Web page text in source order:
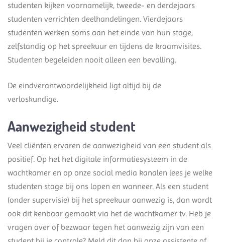
studenten kijken voornamelijk, tweede- en derdejaars
studenten verrichten deelhandelingen. Vierdejaars
studenten werken soms aan het einde van hun stage,
zelfstandig op het spreekuur en tijdens de kraamvisites.
Studenten begeleiden nooit alleen een bevalling.
De eindverantwoordelijkheid ligt altijd bij de
verloskundige.
Aanwezigheid student
Veel cliënten ervaren de aanwezigheid van een student als
positief. Op het het digitale informatiesysteem in de
wachtkamer en op onze social media kanalen lees je welke
studenten stage bij ons lopen en wanneer. Als een student
(onder supervisie) bij het spreekuur aanwezig is, dan wordt
ook dit kenbaar gemaakt via het de wachtkamer tv. Heb je
vragen over of bezwaar tegen het aanwezig zijn van een